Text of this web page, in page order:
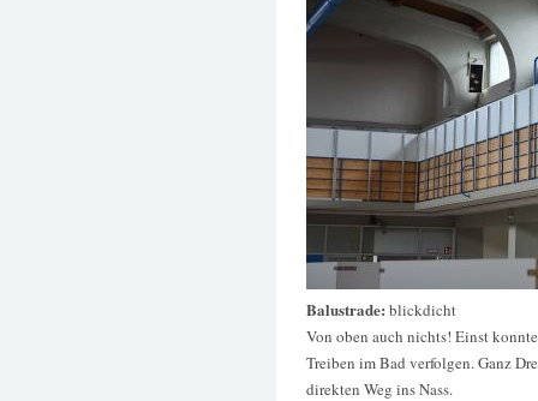
Balustrade: blickdicht
Von oben auch nichts! Einst
Treiben im Bad verfolgen. Ganz
direkten Weg ins Nass.